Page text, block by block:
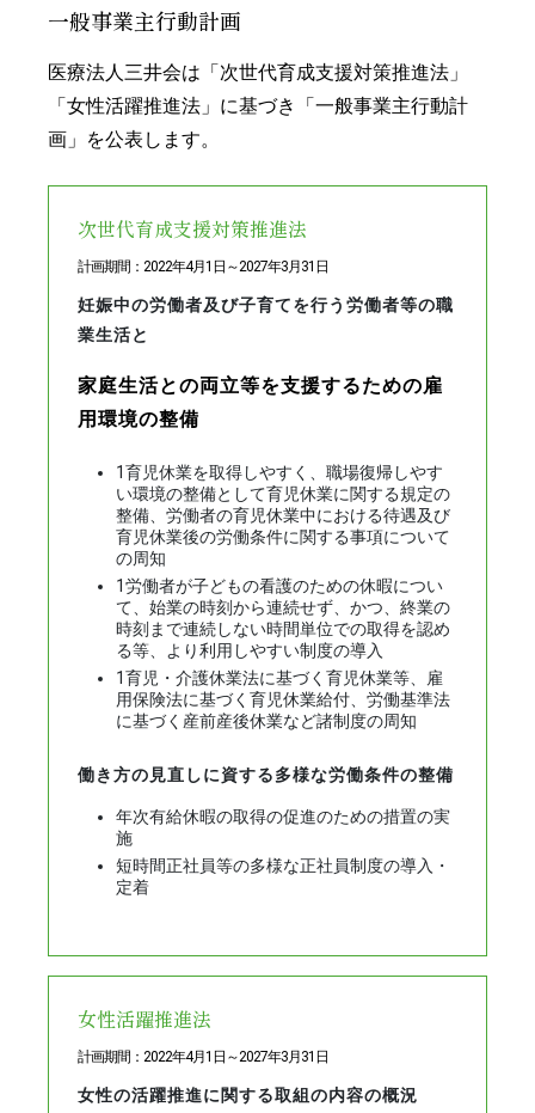
一般事業主行動計画
医療法人三井会は「次世代育成支援対策推進法」
「女性活躍推進法」に基づき「一般事業主行動計
画」を公表します。
次世代育成支援対策推進法
計画期間：2022年4月1日～2027年3月31日
妊娠中の労働者及び子育てを行う労働者等の職
業生活と
家庭生活との両立等を支援するための雇
用環境の整備
1育児休業を取得しやすく、職場復帰しやす
い環境の整備として育児休業に関する規定の
整備、労働者の育児休業中における待遇及び
育児休業後の労働条件に関する事項について
の周知
1労働者が子どもの看護のための休暇につい
て、始業の時刻から連続せず、かつ、終業の
時刻まで連続しない時間単位での取得を認め
る等、より利用しやすい制度の導入
1育児・介護休業法に基づく育児休業等、雇
用保険法に基づく育児休業給付、労働基準法
に基づく産前産後休業など諸制度の周知
働き方の見直しに資する多様な労働条件の整備
年次有給休暇の取得の促進のための措置の実
施
短時間正社員等の多様な正社員制度の導入・
定着
女性活躍推進法
計画期間：2022年4月1日～2027年3月31日
女性の活躍推進に関する取組の内容の概況